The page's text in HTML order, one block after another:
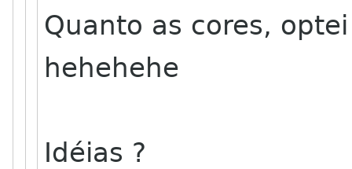
Quanto as cores,
hehehehe
Idéias ?